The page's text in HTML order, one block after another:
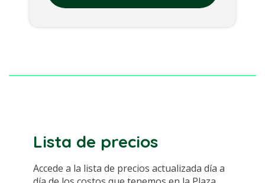
Lista de precios
Accede a la lista de precios actualizada día a